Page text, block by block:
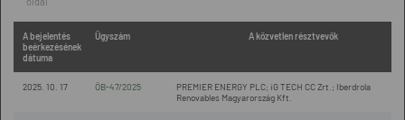
A bejelentés
beérkezésének
dátuma
Ügyszám A közvetlen résztvevők
2025. 10. 17 ÖB-47/2025
PREMIER ENERGY PLC; iG TECH CC Zrt.; Iberdrola
Renovables Magyarország Kft.